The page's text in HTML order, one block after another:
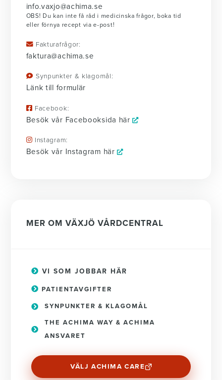
info.vaxjo@achima.se
OBS! Du kan inte få råd i medicinska frågor, boka tid
eller förnya recept via e-post!
Fakturafrågor:
faktura@achima.se
Synpunkter & klagomål:
Länk till formulär
Facebook:
Besök vår Facebooksida här
Instagram:
Besök vår Instagram här
MER OM VÄXJÖ VÅRDCENTRAL
VI SOM JOBBAR HÄR
PATIENTAVGIFTER
SYNPUNKTER & KLAGOMÅL
THE ACHIMA WAY & ACHIMA
ANSVARET
VÄLJ ACHIMA CARE